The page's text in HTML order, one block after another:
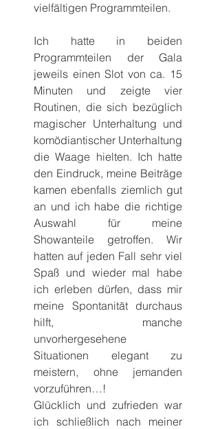
vielfältigen Programmteilen.
Ich hatte in beiden
Programmteilen der Gala
jeweils einen Slot von ca. 15
Minuten und zeigte vier
Routinen, die sich bezüglich
magischer Unterhaltung und
komödiantischer Unterhaltung
die Waage hielten. Ich hatte
den Eindruck, meine Beiträge
kamen ebenfalls ziemlich gut
an und ich habe die richtige
Auswahl für meine
Showanteile getroffen. Wir
hatten auf jeden Fall sehr viel
Spaß und wieder mal habe
ich erleben dürfen, dass mir
meine Spontanität durchaus
hilft, manche
unvorhergesehene
Situationen elegant zu
meistern, ohne jemanden
vorzuführen…!
Glücklich und zufrieden war
ich schließlich nach meiner